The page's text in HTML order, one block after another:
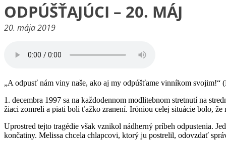
ODPÚŠŤAJÚCI – 20. MÁJ
20. mája 2019
„A odpusť nám viny naše, ako aj my odpúšťame vinníkom svojim!“
1. decembra 1997 sa na každodennom modlitebnom stretnutí na
žiaci zomreli a piati boli ťažko zranení. Iróniou celej situácie bolo,
Uprostred tejto tragédie však vznikol nádherný príbeh odpustenia.
končatiny. Melissa chcela chlapcovi, ktorý ju postrelil, odovzdať